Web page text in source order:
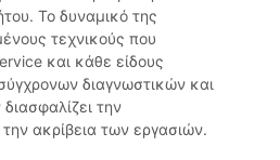
Το δυναμικό της
τεχνικούς που
και κάθε είδους
διαγνωστικών και
την
ακρίβεια των εργασιών.